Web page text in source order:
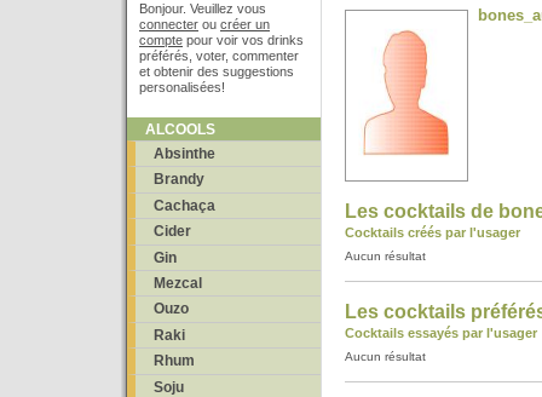
Bonjour. Veuillez vous
connecter ou créer un
compte pour voir vos drinks
préférés, voter, commenter
et obtenir des suggestions
personalisées!
ALCOOLS
Absinthe
Brandy
Cachaça
Cider
Gin
Mezcal
Ouzo
Raki
Rhum
Soju
Les cocktails de
Cocktails créés par l'usager
Aucun résultat
Les cocktails
Cocktails essayés par l'usager
Aucun résultat